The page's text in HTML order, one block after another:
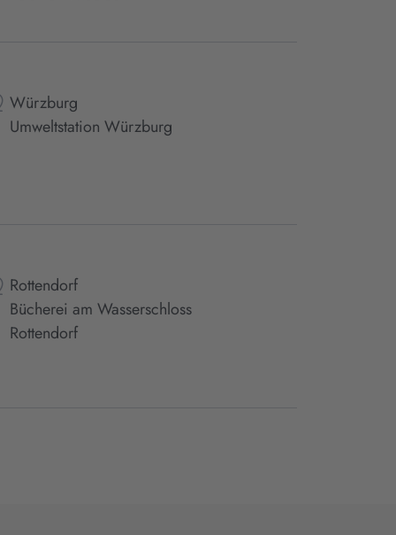
Würzburg
Umweltstation Würzburg
Rottendorf
Bücherei am Wasserschloss
Rottendorf